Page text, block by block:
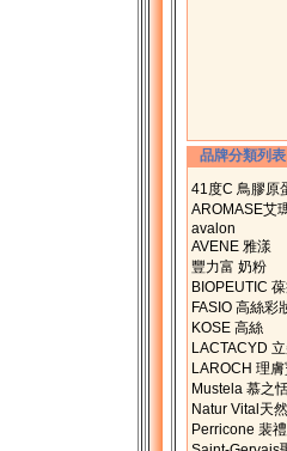
品牌分類列表
41度C 鳥膠原
AROMASE艾
avalon
AVENE 雅漾
豐力富 奶粉
BIOPEUTIC
FASIO 高絲彩
KOSE 高絲
LACTACYD
LAROCH 理
Mustela 慕之
Natur Vital天
Perricone 裴